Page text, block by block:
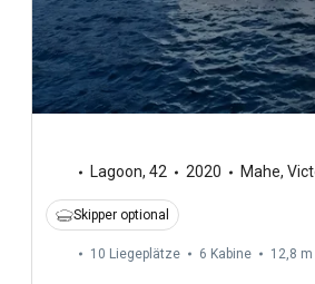
Lagoon, 42 2020 Mahe,
Skipper optional
10 Liegeplätze 6 Kabine 12,8 m